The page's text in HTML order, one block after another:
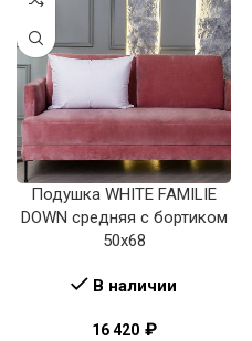
Подушка WHITE FAMILIE
DOWN средняя с бортиком
50х68
В наличии
16 420 ₽